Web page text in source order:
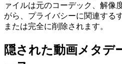
ァイルは元のコーデック、解像
がら、プライバシーに関連する
または完全に削除されます。
隠された動画メタデ